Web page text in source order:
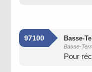
97100 Basse-
Basse-
Pour